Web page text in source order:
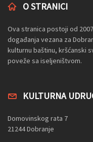
O STRANICI
Ova stranica postoji od
događanja vezana za
kulturnu baštinu, kršćanski
poveže sa iseljeništvom.
KULTURNA
Domovinskog rata 7
21244 Dobranje